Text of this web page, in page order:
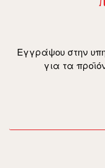
Εγγράψου στην
για τα